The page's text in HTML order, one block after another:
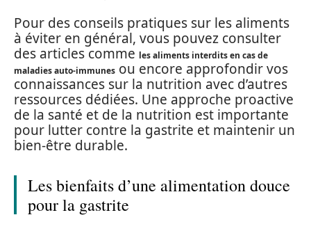
Pour des conseils pratiques sur les aliments
à éviter en général, vous pouvez consulter
des articles comme les aliments interdits en cas de
maladies auto-immunes ou encore approfondir vos
connaissances sur la nutrition avec d’autres
ressources dédiées. Une approche proactive
de la santé et de la nutrition est importante
pour lutter contre la gastrite et maintenir un
bien-être durable.
Les bienfaits d’une alimentation douce
pour la gastrite